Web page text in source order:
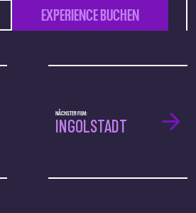
EXPERIENCE BUCHEN
NÄCHSTER FILM:
INGOLSTADT